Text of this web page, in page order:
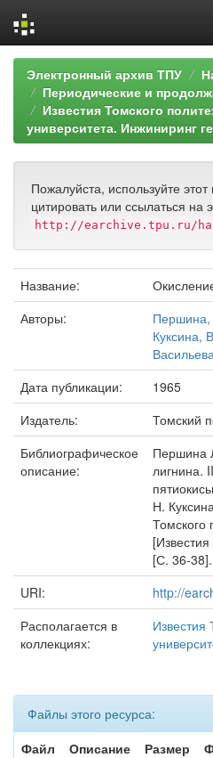
Skip
navigation
Электронный архив ТПУ
Периодические и
Известия Томского
университета. Инжиниринг
Пожалуйста, используйте
цитировать или ссылаться на
http://earchive.tpu.ru/
Название:
Авторы:
Куксина,
Дата публикации:
1965
Издатель:
Томский
Библиографическое
описание:
Першина
лигнина.
Н.
Томского
[С. 36-38].
URI:
http://
Располагается в
коллекциях:
Известия
Файлы этого ресурса:
Файл
Описание Размер